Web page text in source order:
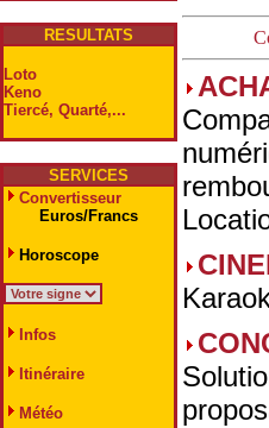
RESULTATS
Loto
Keno
Tiercé, Quarté,...
SERVICES
Convertisseur
Euros/Francs
Horoscope
Infos
Itinéraire
Météo